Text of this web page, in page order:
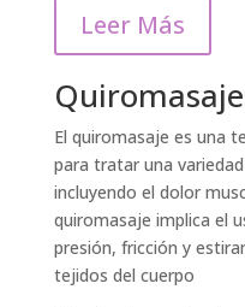
Leer Más
El quiromasaje es una
para tratar una
incluyendo el dolor
quiromasaje implica el
presión, fricción y
tejidos del cuerpo